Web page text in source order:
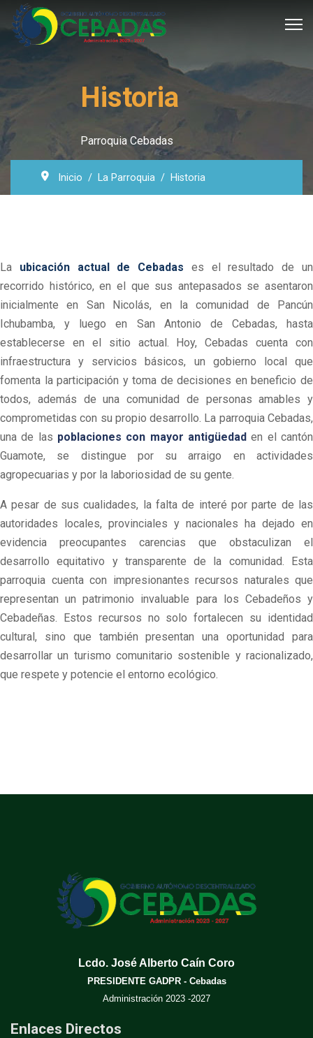
Historia
Parroquia Cebadas
Inicio La Parroquia Historia
La ubicación actual de Cebadas es el resultado de un
recorrido histórico, en el que sus antepasados se asentaron
inicialmente en San Nicolás, en la comunidad de Pancún
Ichubamba, y luego en San Antonio de Cebadas, hasta
establecerse en el sitio actual. Hoy, Cebadas cuenta con
infraestructura y servicios básicos, un gobierno local que
fomenta la participación y toma de decisiones en beneficio de
todos, además de una comunidad de personas amables y
comprometidas con su propio desarrollo. La parroquia Cebadas,
una de las poblaciones con mayor antigüedad en el cantón
Guamote, se distingue por su arraigo en actividades
agropecuarias y por la laboriosidad de su gente.
A pesar de sus cualidades, la falta de interé por parte de las
autoridades locales, provinciales y nacionales ha dejado en
evidencia preocupantes carencias que obstaculizan el
desarrollo equitativo y transparente de la comunidad. Esta
parroquia cuenta con impresionantes recursos naturales que
representan un patrimonio invaluable para los Cebadeños y
Cebadeñas. Estos recursos no solo fortalecen su identidad
cultural, sino que también presentan una oportunidad para
desarrollar un turismo comunitario sostenible y racionalizado,
que respete y potencie el entorno ecológico.
Lcdo. José Alberto Caín Coro
PRESIDENTE GADPR - Cebadas
Administración 2023 -2027
Enlaces Directos